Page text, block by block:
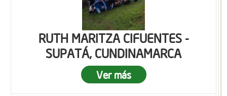
RUTH MARITZA CIFUENTES -
SUPATÁ, CUNDINAMARCA
Ver más